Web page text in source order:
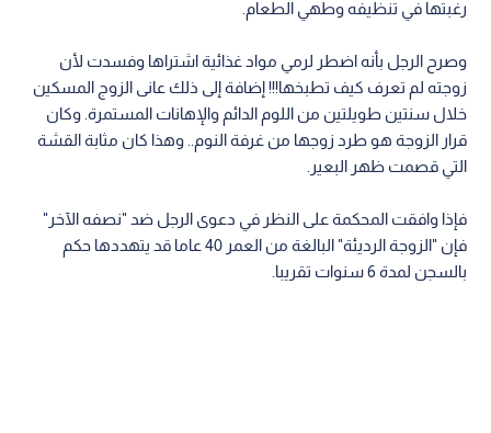
رغبتها في تنظيفه وطهي الطعام.
وصرح الرجل بأنه اضطر لرمي مواد غذائية اشتراها وفسدت لأن
زوجته لم تعرف كيف تطبخها!!! إضافة إلى ذلك عانى الزوج المسكين
خلال سنتين طويلتين من اللوم الدائم والإهانات المستمرة. وكان
قرار الزوجة هو طرد زوجها من غرفة النوم.. وهذا كان مثابة القشة
التي قصمت ظهر البعير.
فإذا وافقت المحكمة على النظر في دعوى الرجل ضد "نصفه الآخر"
فإن "الزوجة الرديئة" البالغة من العمر 40 عاما قد يتهددها حكم
بالسجن لمدة 6 سنوات تقريبا.